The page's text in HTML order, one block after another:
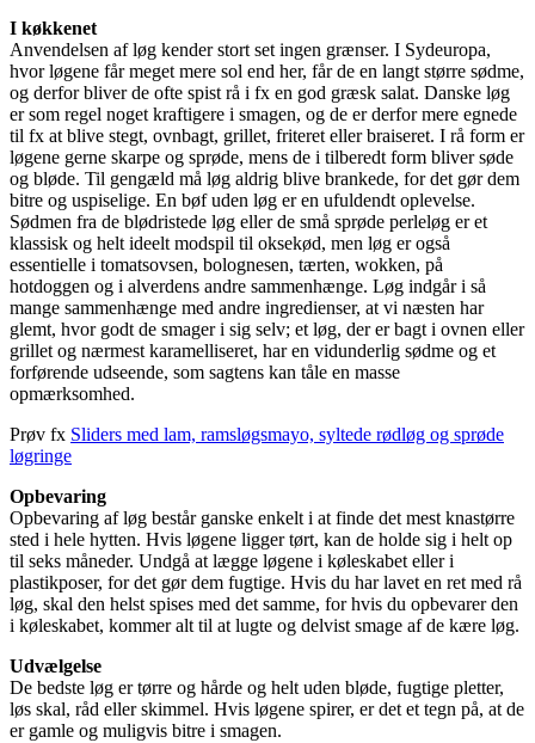
I køkkenet
Anvendelsen af løg kender stort set ingen grænser. I Sydeuropa,
hvor løgene får meget mere sol end her, får de en langt større sødme,
og derfor bliver de ofte spist rå i fx en god græsk salat. Danske løg
er som regel noget kraftigere i smagen, og de er derfor mere egnede
til fx at blive stegt, ovnbagt, grillet, friteret eller braiseret. I rå form er
løgene gerne skarpe og sprøde, mens de i tilberedt form bliver søde
og bløde. Til gengæld må løg aldrig blive brankede, for det gør dem
bitre og uspiselige. En bøf uden løg er en ufuldendt oplevelse.
Sødmen fra de blødristede løg eller de små sprøde perleløg er et
klassisk og helt ideelt modspil til oksekød, men løg er også
essentielle i tomatsovsen, bolognesen, tærten, wokken, på
hotdoggen og i alverdens andre sammenhænge. Løg indgår i så
mange sammenhænge med andre ingredienser, at vi næsten har
glemt, hvor godt de smager i sig selv; et løg, der er bagt i ovnen eller
grillet og nærmest karamelliseret, har en vidunderlig sødme og et
forførende udseende, som sagtens kan tåle en masse
opmærksomhed.
Prøv fx Sliders med lam, ramsløgsmayo, syltede rødløg og sprøde
løgringe
Opbevaring
Opbevaring af løg består ganske enkelt i at finde det mest knastørre
sted i hele hytten. Hvis løgene ligger tørt, kan de holde sig i helt op
til seks måneder. Undgå at lægge løgene i køleskabet eller i
plastikposer, for det gør dem fugtige. Hvis du har lavet en ret med rå
løg, skal den helst spises med det samme, for hvis du opbevarer den
i køleskabet, kommer alt til at lugte og delvist smage af de kære løg.
Udvælgelse
De bedste løg er tørre og hårde og helt uden bløde, fugtige pletter,
løs skal, råd eller skimmel. Hvis løgene spirer, er det et tegn på, at de
er gamle og muligvis bitre i smagen.